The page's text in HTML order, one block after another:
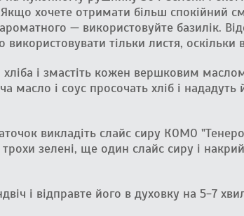
хочете отримати більш спокійний
— використовуйте базилік.
тільки листя, оскільки
і змастіть кожен вершковим
масло і соус просочать хліб і
викладіть слайс сиру КОМО
зелені, ще один слайс сиру і
і відправте його в духовку на 5-7